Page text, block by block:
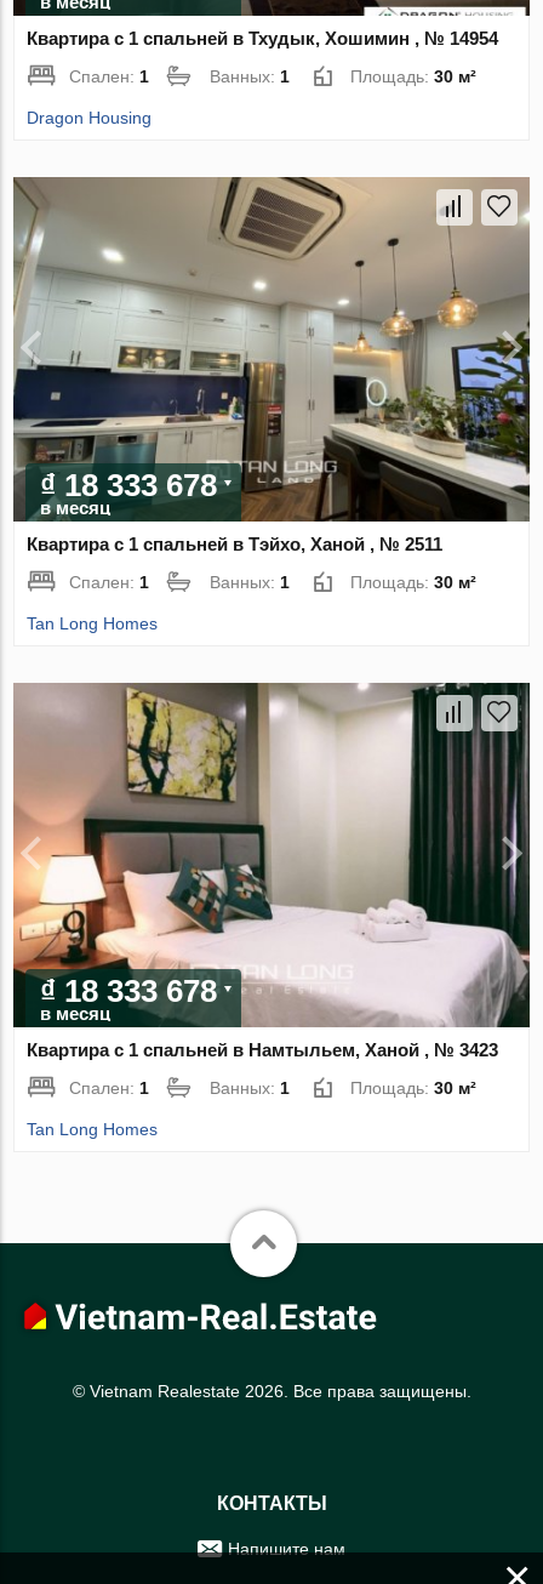
Квартира с 1 спальней в Тхудык, Хошимин , № 14954
Спален: 1 Ванных: 1 Площадь:30 м²
Dragon Housing
₫ 18 333 678
в месяц
Квартира с 1 спальней в Тэйхо, Ханой , № 2511
Спален: 1 Ванных: 1 Площадь:30 м²
Tan Long Homes
₫ 18 333 678
в месяц
Квартира с 1 спальней в Намтыльем, Ханой , № 3423
Спален: 1 Ванных: 1 Площадь:30 м²
Tan Long Homes
© Vietnam Realestate 2026. Все права защищены.
КОНТАКТЫ
Напишите нам